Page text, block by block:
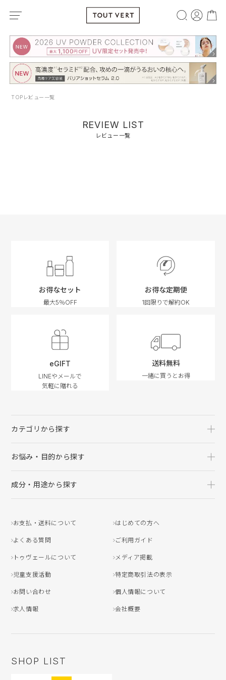
TOP レビュー一覧
REVIEW LIST
レビュー一覧
お得なセット
最大5％OFF
お得な定期便
1回限りで解約OK
eGIFT
LINEやメールで
気軽に贈れる
送料無料
一緒に買うとお得
カテゴリから探す
お悩み・目的から探す
成分・用途から探す
お支払・送料について はじめての方へ
よくある質問 ご利用ガイド
トゥヴェールについて メディア掲載
児童支援活動 特定商取引法の表示
お問い合わせ 個人情報について
求人情報 会社概要
SHOP LIST